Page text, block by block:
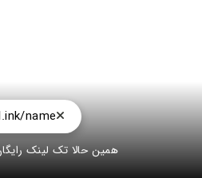
name
همین حالا تک لینک